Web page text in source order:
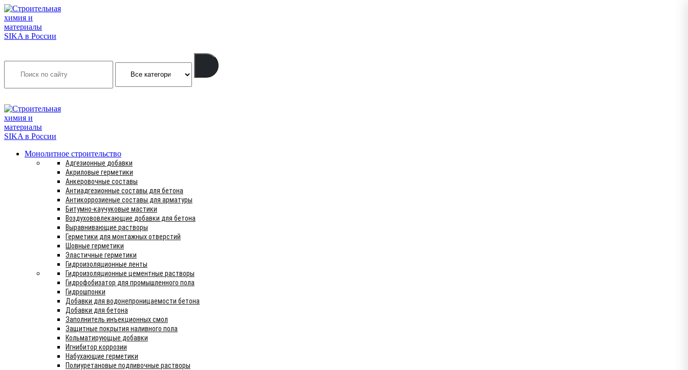
Монолитное строительство
Адгезионные добавки
Акриловые герметики
Анкеровочные составы
Антиадгезионные составы для бетона
Антикоррозиеные составы для арматуры
Битумно-каучуковые мастики
Воздухововлекающие добавки для бетона
Выравнивающие растворы
Герметики для монтажных отверстий
Шовные герметики
Эластичные герметики
Гидроизоляционные ленты
Гидроизоляционные цементные растворы
Гидрофобизатор для промышленного пола
Гидрошпонки
Добавки для водонепроницаемости бетона
Добавки для бетона
Заполнитель инъекционных смол
Защитные покрытия наливного пола
Кольматирующые добавки
Игнибитор коррозии
Набухающие герметики
Полиуретановые подливочные растворы